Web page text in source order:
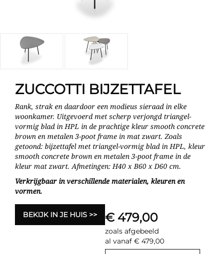
ZUCCOTTI BIJZETTAFEL
Rank, strak en daardoor een modieus sieraad in elke
woonkamer. Uitgevoerd met scherp verjongd triangel-
vormig blad in HPL in de prachtige kleur smooth concrete
brown en metalen 3-poot frame in mat zwart. Zoals
getoond: bijzettafel met triangel-vormig blad in HPL, kleur
smooth concrete brown en metalen 3-poot frame in de
kleur mat zwart. Afmetingen: H40 x B60 x D60 cm.
Verkrijgbaar in verschillende materialen, kleuren en
vormen.
BEKIJK IN JE HUIS € 479,00
zoals afgebeeld
al vanaf € 479,00